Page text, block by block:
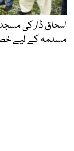
اسحاق ڈار کی
مسلمہ کے لیے